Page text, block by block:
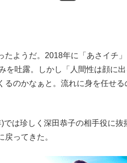
ようだ。2018年に「あさイチ」
を吐露。しかし「人間性は顔に
るのかなぁと。流れに身を任せる
は珍しく深田恭子の相手役に抜
ってきた。